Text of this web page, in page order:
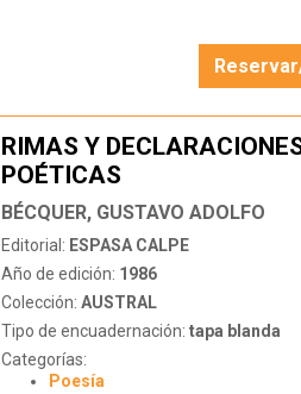
RIMAS Y
POÉTICAS
BÉCQUER, GUSTAVO ADOLFO
Editorial: ESPASA CALPE
Año de edición: 1986
Colección: AUSTRAL
Tipo de encuadernación: tapa blanda
Categorías:
Poesía